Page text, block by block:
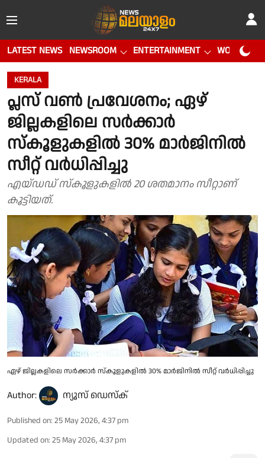
LATEST NEWS NEWSROOM ENTERTAINMENT WORLD CUP
KERALA
പ്ലസ് വണ്‍ പ്രവേശനം; ഏഴ്
ജില്ലകളിലെ സര്‍ക്കാര്‍
സ്‌കൂളുകളിൽ 30% മാര്‍ജിനില്‍
സീറ്റ് വര്‍ധിപ്പിച്ചു
എയ്ഡഡ് സ്‌കൂളുകളില്‍ 20 ശതമാനം സീറ്റാണ്
കൂട്ടിയത്.
ഏഴ് ജില്ലകളിലെ സര്‍ക്കാര്‍ സ്‌കൂളുകളിൽ 30% മാര്‍ജിനില്‍ സീറ്റ് വര്‍ധിപ്പിച്ചു
Author: ന്യൂസ് ഡെസ്ക്
Published on: 25 May 2026, 4:37 pm
Updated on: 25 May 2026, 4:37 pm